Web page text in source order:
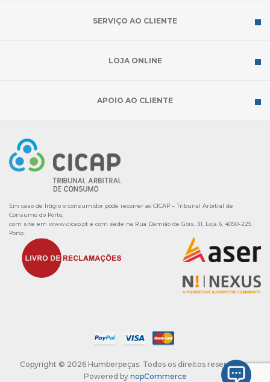
SERVIÇO AO CLIENTE
LOJA ONLINE
APOIO AO CLIENTE
Em caso de litígio o consumidor pode recorrer ao CICAP – Tribunal Arbitral de
Consumo do Porto,
com site em www.cicap.pt e com sede na Rua Damião de Góis, 31, Loja 6, 4050-225
Porto.
Copyright © 2026 Humberpeças. Todos os direitos reservados.
Powered by nopCommerce